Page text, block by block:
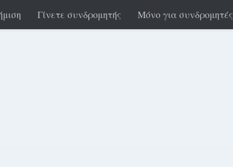
Γίνετε συνδρομητής Μόνο για συνδρομητές